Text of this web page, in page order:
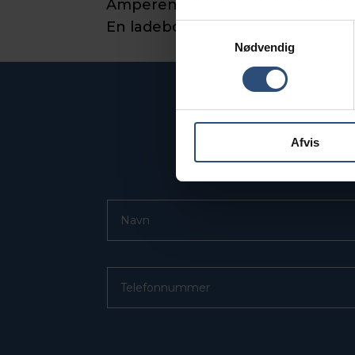
Samtykkevalg
Nødvendig
Afvis
Amperene kan købes i bunker
En ladeboks kan typisk ikke
Ved